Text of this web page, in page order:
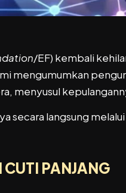
/EF) kembali
mengumumkan
menyusul
secara langsung
CUTI PANJANG